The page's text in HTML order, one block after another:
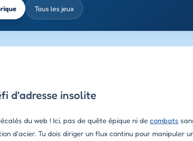
Tous les jeux
d'adresse insolite
du web ! Ici, pas de quête épique ni de combats
d'acier. Tu dois diriger un flux continu pour manipuler